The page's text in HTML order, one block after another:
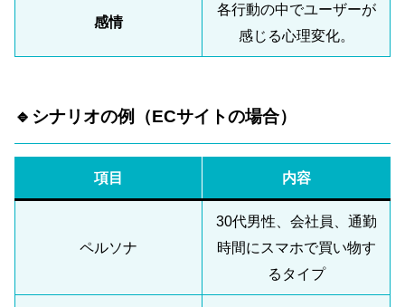
感情
各行動の中でユーザーが
感じる心理変化。
🔹シナリオの例（ECサイトの場合）
項目 内容
ペルソナ
30代男性、会社員、通勤
時間にスマホで買い物す
るタイプ